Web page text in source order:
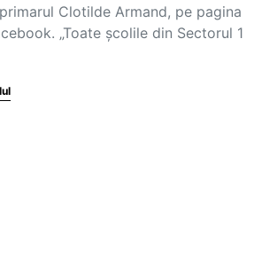
Clotilde Armand, pe pagina
„Toate școlile din Sectorul 1